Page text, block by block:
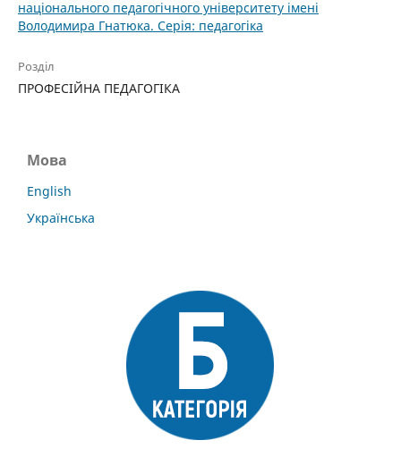
національного педагогічного університету імені
Володимира Гнатюка. Серія: педагогіка
Розділ
ПРОФЕСІЙНА ПЕДАГОГІКА
Мова
English
Українська